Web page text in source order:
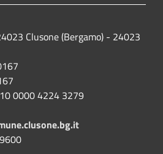
Clusone (Bergamo) - 24023
0000 4224 3279